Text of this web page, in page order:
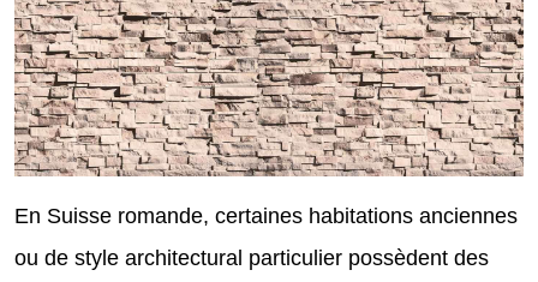
En Suisse romande, certaines habitations anciennes
ou de style architectural particulier possèdent des